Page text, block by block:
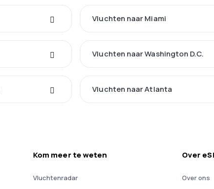
Vluchten naar Miami
Vluchten naar Washington D.C.
Vluchten naar Atlanta
Kom meer te weten
Vluchtenradar
Over
Over ons